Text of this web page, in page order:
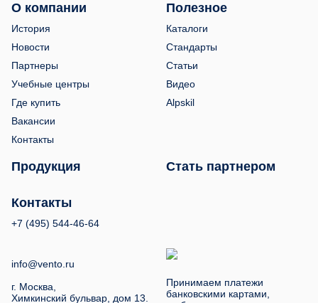
О компании
История
Новости
Партнеры
Учебные центры
Где купить
Вакансии
Контакты
Полезное
Каталоги
Стандарты
Статьи
Видео
Alpskil
Продукция Стать партнером
Контакты
+7 (495) 544-46-64
info@vento.ru
г. Москва,
Химкинский бульвар, дом 13.
Принимаем платежи
банковскими картами,